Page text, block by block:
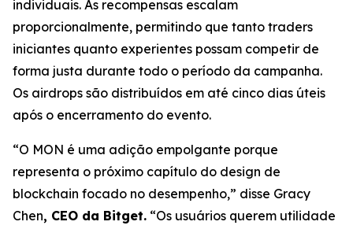
individuais. As recompensas escalam
proporcionalmente, permitindo que tanto traders
iniciantes quanto experientes possam competir de
forma justa durante todo o período da campanha.
Os airdrops são distribuídos em até cinco dias úteis
após o encerramento do evento.
“O MON é uma adição empolgante porque
representa o próximo capítulo do design de
blockchain focado no desempenho,” disse Gracy
Chen, CEO da Bitget. “Os usuários querem utilidade